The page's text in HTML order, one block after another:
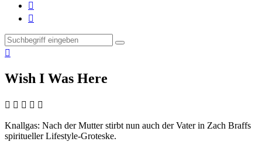



Wish I Was Here
    
Knallgas: Nach der Mutter stirbt nun auch der Vater in Zach Braffs
spiritueller Lifestyle-Groteske.